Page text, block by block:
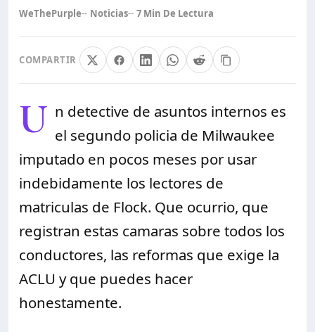
WeThePurple Noticias 7 Min De Lectura
COMPARTIR
U n detective de asuntos internos es
el segundo policia de Milwaukee
imputado en pocos meses por usar
indebidamente los lectores de
matriculas de Flock. Que ocurrio, que
registran estas camaras sobre todos los
conductores, las reformas que exige la
ACLU y que puedes hacer
honestamente.